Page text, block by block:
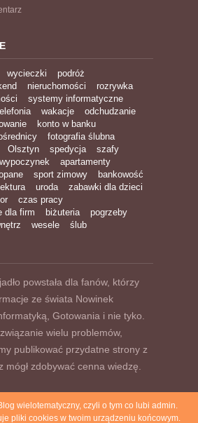
wycieczki
podróż
nieruchomości
rozrywka
systemy informatyczne
wakacje
odchudzanie
konto w banku
fotografia ślubna
Olsztyn spedycja
szafy
wypoczynek
apartamenty
sport zimowy
bankowość
uroda
zabawki dla dzieci
czas pracy
dla firm
biżuteria
pogrzeby
wesele ślub
powstała dla fanów, którzy
ze świata Nowinek
Gotowania i nie tyko.
wielu problemów,
publikować przydatne strony z
mógł zdobywać cenna wiedzę.
wielotematyczny, czyli o tym co lubi admin.
pliki cookies w twoim urządzeniu końcowym.